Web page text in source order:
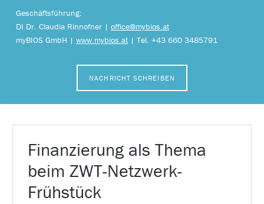
Geschäftsführung:
DI Dr. Claudia Rinnofner | office@mybios.at
myBIOS GmbH | www.mybios.at| Tel. +43 660 3485791
NACHRICHT SCHREIBEN
Finanzierung als Thema
beim ZWT-Netzwerk-
Frühstück